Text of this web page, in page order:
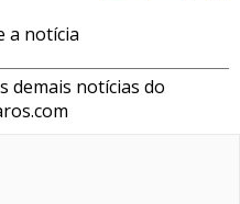
a notícia
demais notícias do